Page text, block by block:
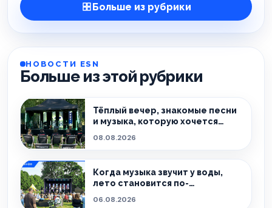
Больше из рубрики
НОВОСТИ ESN
Больше из этой рубрики
Тёплый вечер, знакомые песни
и музыка, которую хочется
08.08.2026
Когда музыка звучит у воды,
лето становится по-
06.08.2026